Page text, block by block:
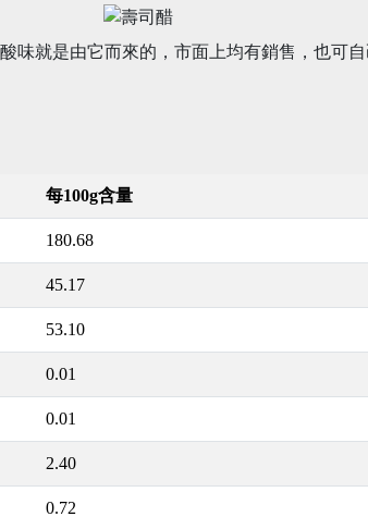
味就是由它而來的，市面上均有銷售，也可
每100g含量
180.68
45.17
53.10
0.01
0.01
2.40
0.72